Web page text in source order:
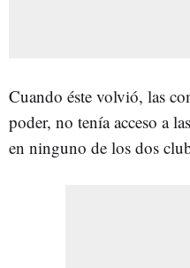
Cuando éste volvió, las
poder, no tenía acceso a
en ninguno de los dos